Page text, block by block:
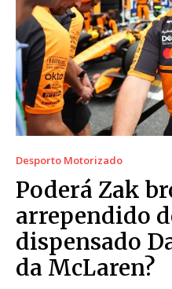
Desporto Motorizado
Poderá Zak
arrependido
dispensado
da McLaren?